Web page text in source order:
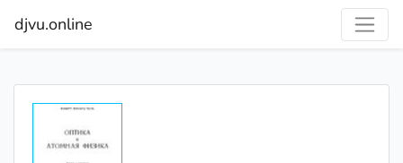
djvu.online